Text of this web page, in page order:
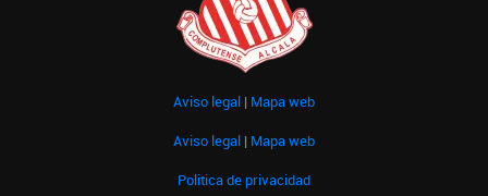
Aviso legal | Mapa web
Aviso legal | Mapa web
Politica de privacidad